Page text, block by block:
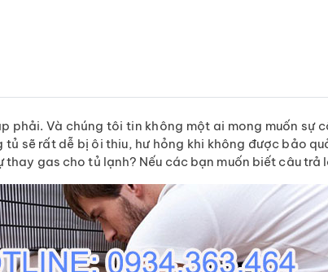
phải. Và chúng tôi tin không một ai mong muốn sự
sẽ rất dễ bị ôi thiu, hư hỏng khi không được bảo
gas cho tủ lạnh? Nếu các bạn muốn biết câu